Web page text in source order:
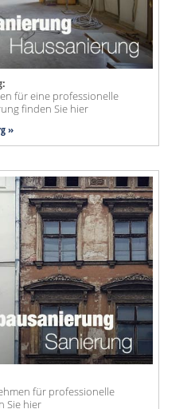
für eine professionelle
finden Sie hier
»
für professionelle
Sie hier